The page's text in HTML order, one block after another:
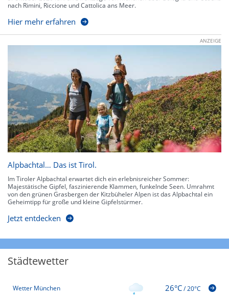
nach Rimini, Riccione und Cattolica ans Meer.
Hier mehr erfahren
ANZEIGE
Alpbachtal… Das ist Tirol.
Im Tiroler Alpbachtal erwartet dich ein erlebnisreicher Sommer:
Majestätische Gipfel, faszinierende Klammen, funkelnde Seen. Umrahmt
von den grünen Grasbergen der Kitzbüheler Alpen ist das Alpbachtal ein
Geheimtipp für große und kleine Gipfelstürmer.
Jetzt entdecken
Städtewetter
Wetter München 26°C/20°C